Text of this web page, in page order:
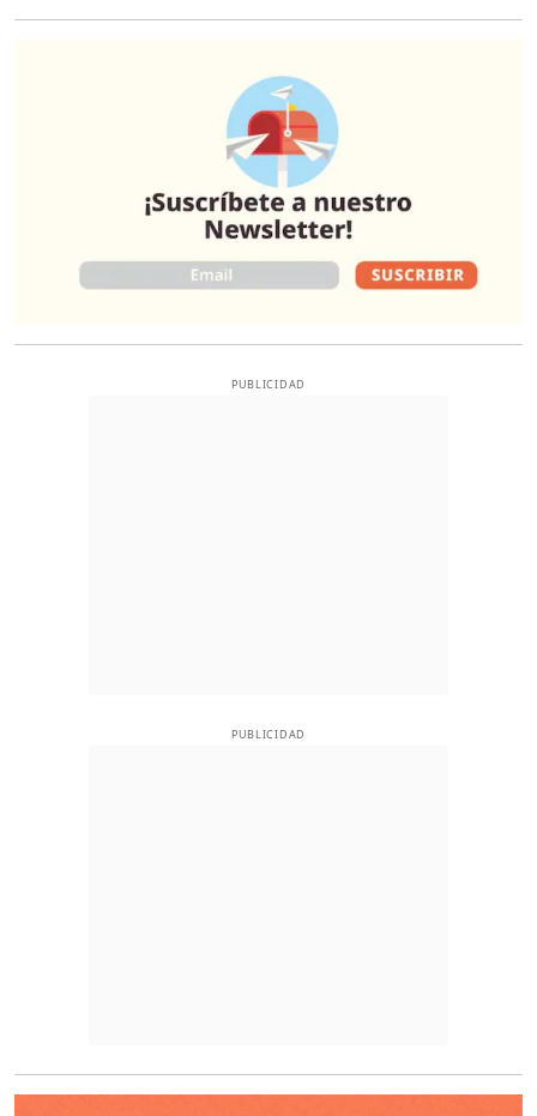
PUBLICIDAD
PUBLICIDAD